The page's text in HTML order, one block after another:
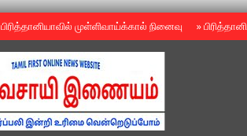
பிரித்தானியாவில் முள்ளிவாய்க்கால் நினைவு »